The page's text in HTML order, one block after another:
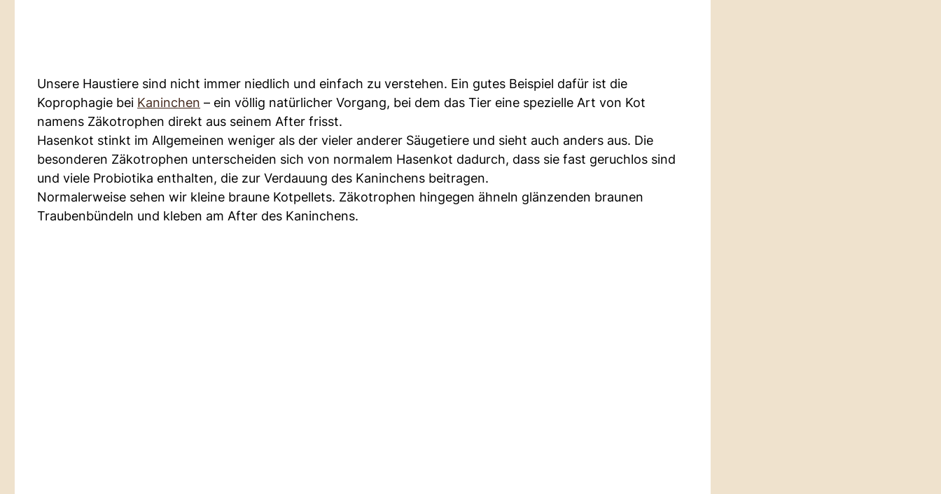
Unsere Haustiere sind nicht immer niedlich und einfach zu verstehen. Ein gutes Beispiel dafür ist die
Koprophagie bei Kaninchen – ein völlig natürlicher Vorgang, bei dem das Tier eine spezielle Art von Kot
namens Zäkotrophen direkt aus seinem After frisst.
Hasenkot stinkt im Allgemeinen weniger als der vieler anderer Säugetiere und sieht auch anders aus. Die
besonderen Zäkotrophen unterscheiden sich von normalem Hasenkot dadurch, dass sie fast geruchlos sind
und viele Probiotika enthalten, die zur Verdauung des Kaninchens beitragen.
Normalerweise sehen wir kleine braune Kotpellets. Zäkotrophen hingegen ähneln glänzenden braunen
Traubenbündeln und kleben am After des Kaninchens.